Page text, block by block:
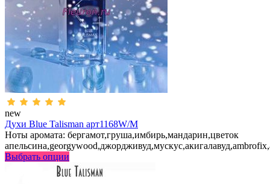
new
Духи Blue Talisman арт1168W/M
Ноты аромата: бергамот,груша,имбирь,мандарин,цветок
Выбрать опции